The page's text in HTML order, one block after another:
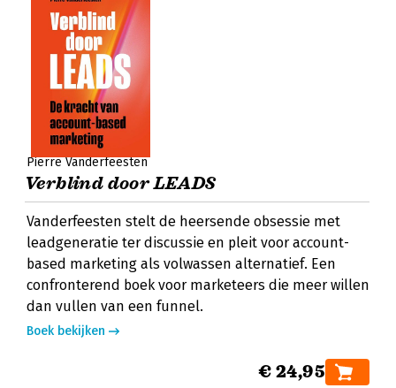
Pierre Vanderfeesten
Verblind door LEADS
Vanderfeesten stelt de heersende obsessie met
leadgeneratie ter discussie en pleit voor account-
based marketing als volwassen alternatief. Een
confronterend boek voor marketeers die meer willen
dan vullen van een funnel.
Boek bekijken
€ 24,95